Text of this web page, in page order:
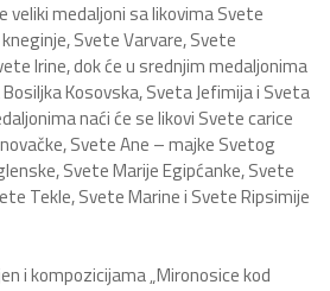
medaljoni sa likovima Svete
Svete Varvare, Svete
Irine, dok će u srednjim medaljonima
Kosovska, Sveta Jefimija i Sveta
naći će se likovi Svete carice
Svete Ane – majke Svetog
Svete Marije Egipćanke, Svete
Tekle, Svete Marine i Svete Ripsimije
i kompozicijama „Mironosice kod